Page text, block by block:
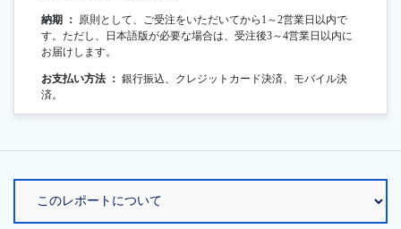
納期 ： 原則として、ご受注をいただいてから1～2営業日以内で
す。ただし、日本語版が必要な場合は、受注後3～4営業日以内に
お届けします。
お支払い方法 ： 銀行振込、クレジットカード決済、モバイル決
済。